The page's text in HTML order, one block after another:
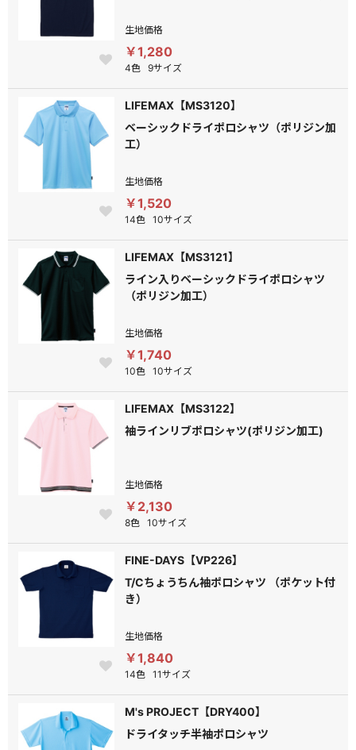
生地価格
￥1,280
4色 9サイズ
LIFEMAX【MS3120】
ベーシックドライポロシャツ（ポリジン加
工）
生地価格
￥1,520
14色 10サイズ
LIFEMAX【MS3121】
ライン入りベーシックドライポロシャツ
（ポリジン加工）
生地価格
￥1,740
10色 10サイズ
LIFEMAX【MS3122】
袖ラインリブポロシャツ(ポリジン加工)
生地価格
￥2,130
8色 10サイズ
FINE-DAYS【VP226】
T/Cちょうちん袖ポロシャツ （ポケット付
き）
生地価格
￥1,840
14色 11サイズ
M's PROJECT【DRY400】
ドライタッチ半袖ポロシャツ